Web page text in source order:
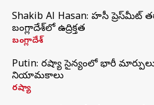
Shakib Al Hasan: హసీనా
బంగ్లాదేశ్‌లో ఉద్రిక్తత
బంగ్లాదేశ్
Putin: రష్యా సైన్యంలో భారీ
నియామకాలు
రష్యా